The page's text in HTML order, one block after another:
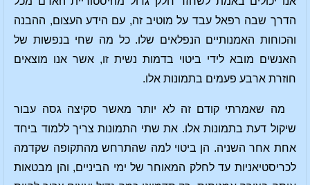
הדרך שבה רפאל עבד על מוטיב זה, עם הידע העצום, ההבנה
והכוחות האמנותיים הנפלאים שלו. כל מה שחי בנפשות של
האנשים מובא לידי ביטוי בדמות נשית זו, אשר אנו מוצאים
חוזרת ארבע פעמים בתמונות אלו.
מה שאמרתי קודם זה לא יותר מאשר סקיצה גסה עבור
שיקול דעת בתמונות אלו. את שתי התמונות צריך ללמוד ביחד
אחת אחר השניה. הן ביטוי למה שהתרחש מהתקופה שקדמה
לכריסטיאניות עד לחלק המאוחר של ימי הביניים, והן מבטאות